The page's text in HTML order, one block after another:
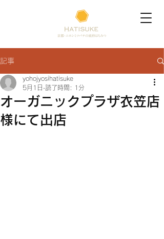
記事
オーガニックプラザ衣笠店
様にて出店
yohojyosihatisuke
5月1日 読了時間: 1分